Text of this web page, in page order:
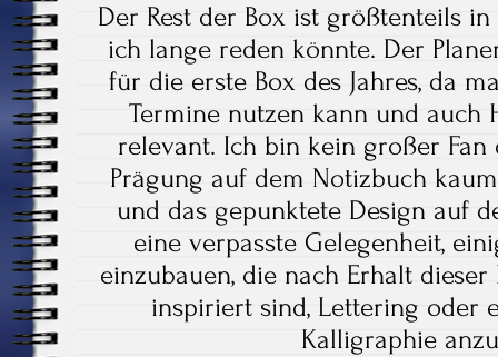
Der Rest der Box ist größtenteils
ich lange reden könnte. Der
für die erste Box des Jahres, da
Termine nutzen kann und auch
relevant. Ich bin kein großer Fan
Prägung auf dem Notizbuch
und das gepunktete Design auf
eine verpasste Gelegenheit,
einzubauen, die nach Erhalt
inspiriert sind, Lettering oder
Kalligraphie